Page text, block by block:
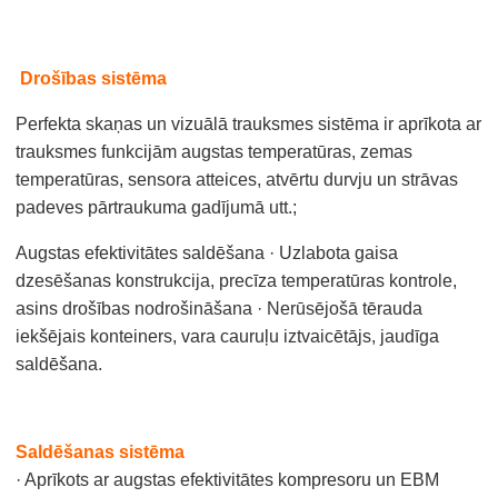
Drošības sistēma
Perfekta skaņas un vizuālā trauksmes sistēma ir aprīkota ar
trauksmes funkcijām augstas temperatūras, zemas
temperatūras, sensora atteices, atvērtu durvju un strāvas
padeves pārtraukuma gadījumā utt.;
Augstas efektivitātes saldēšana · Uzlabota gaisa
dzesēšanas konstrukcija, precīza temperatūras kontrole,
asins drošības nodrošināšana · Nerūsējošā tērauda
iekšējais konteiners, vara cauruļu iztvaicētājs, jaudīga
saldēšana.
Saldēšanas sistēma
· Aprīkots ar augstas efektivitātes kompresoru un EBM